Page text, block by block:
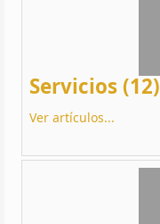
Servicios (12)
Ver artículos...